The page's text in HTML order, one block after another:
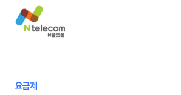
요금제